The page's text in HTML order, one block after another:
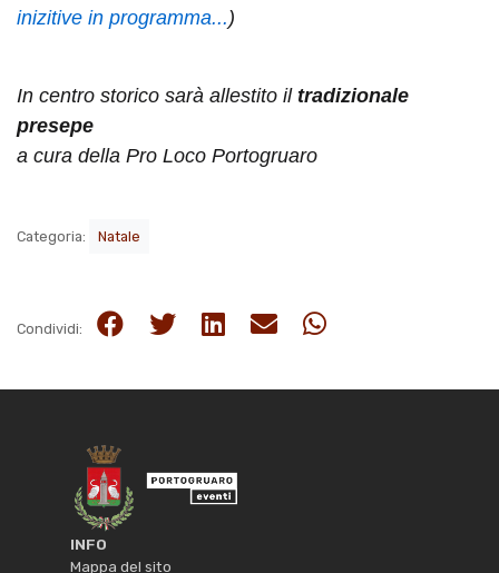
inizitive in programma...)
In centro storico sarà allestito il tradizionale
presepe
a cura della Pro Loco Portogruaro
Categoria: Natale
Condividi:
INFO
Mappa del sito